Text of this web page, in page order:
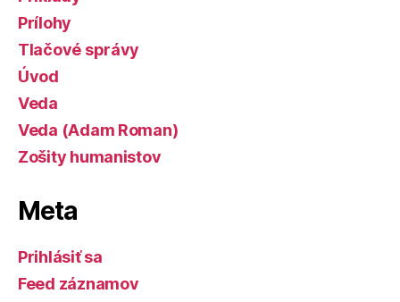
Prílohy
Tlačové správy
Úvod
Veda
Veda (Adam Roman)
Zošity humanistov
Meta
Prihlásiť sa
Feed záznamov